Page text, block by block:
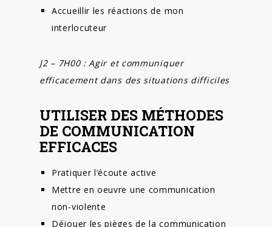
Accueillir les réactions de mon
interlocuteur
J2 – 7H00 : Agir et communiquer
efficacement dans des situations difficiles
UTILISER DES MÉTHODES
DE COMMUNICATION
EFFICACES
Pratiquer l’écoute active
Mettre en oeuvre une communication
non-violente
Déjouer les pièges de la communication